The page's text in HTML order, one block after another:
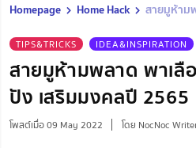
Homepage Home Hack สายมูห้าม
TIPS&TRICKS IDEA&INSPIRATION
สายมูห้ามพลาด พาเลื
ปัง เสริมมงคลปี 2565
โพสต์เมื่อ 09 May 2022 โดย NocNoc